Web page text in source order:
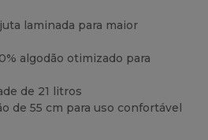
laminada para maior
algodão otimizado para
de 21 litros
de 55 cm para uso confortável